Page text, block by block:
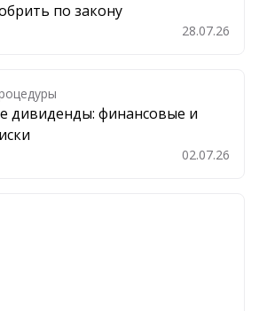
по закону
закладки 28.07.26
дивиденды: финансовые и
закладки 02.07.26